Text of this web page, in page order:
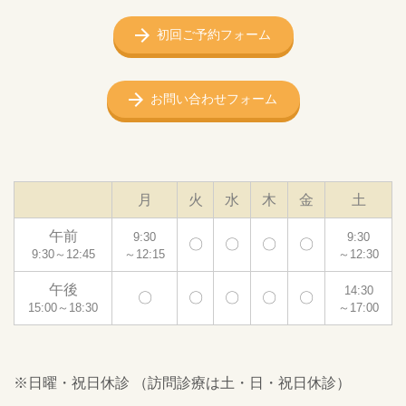
初回ご予約フォーム
お問い合わせフォーム
月 火 水 木 金 土
午前
9:30～12:45
9:30
～12:15
〇 〇 〇 〇
9:30
～12:30
午後
15:00～18:30
〇 〇 〇 〇 〇
14:30
～17:00
※日曜・祝日休診 （訪問診療は土・日・祝日休診）